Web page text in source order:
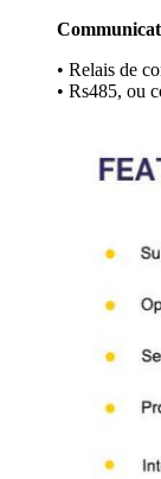
• Relais de
• Rs485, ou